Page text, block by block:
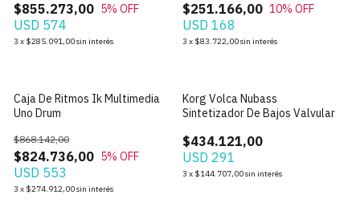
$855.273,00 5% OFF
USD 574
3 x $285.091,00sin interés
$251.166,00 10% OFF
USD 168
3 x $83.722,00sin interés
Caja De Ritmos Ik Multimedia
Uno Drum
$824.736,00
$868.142,00
5% OFF
USD 553
3 x $274.912,00sin interés
Korg Volca Nubass
Sintetizador De Bajos Valvular
$434.121,00
USD 291
3 x $144.707,00sin interés